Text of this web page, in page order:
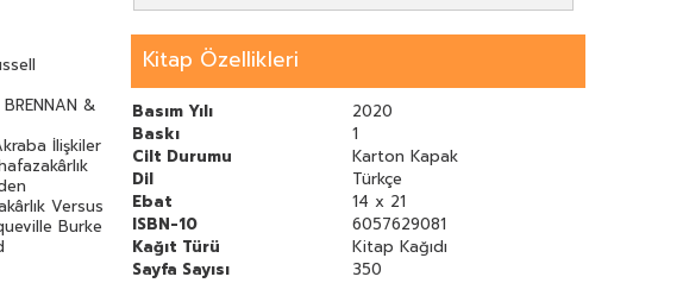
&
İlişkiler
Versus
Burke
Kitap Özellikleri
Basım Yılı
2020
Baskı
1
Cilt Durumu
Karton Kapak
Dil
Türkçe
Ebat
14 x 21
ISBN-10
6057629081
Kağıt Türü
Kitap Kağıdı
Sayfa Sayısı
350